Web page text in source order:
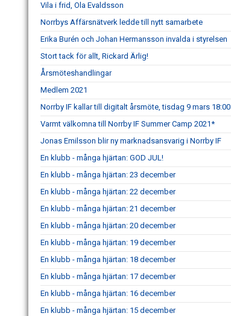
Vila i frid, Ola Evaldsson
Norrbys Affärsnätverk ledde till nytt samarbete
Erika Burén och Johan Hermansson invalda i styrelsen
Stort tack för allt, Rickard Ärlig!
Årsmöteshandlingar
Medlem 2021
Norrby IF kallar till digitalt årsmöte, tisdag 9 mars 18:00
Varmt välkomna till Norrby IF Summer Camp 2021*
Jonas Emilsson blir ny marknadsansvarig i Norrby IF
En klubb - många hjärtan: GOD JUL!
En klubb - många hjärtan: 23 december
En klubb - många hjärtan: 22 december
En klubb - många hjärtan: 21 december
En klubb - många hjärtan: 20 december
En klubb - många hjärtan: 19 december
En klubb - många hjärtan: 18 december
En klubb - många hjärtan: 17 december
En klubb - många hjärtan: 16 december
En klubb - många hjärtan: 15 december